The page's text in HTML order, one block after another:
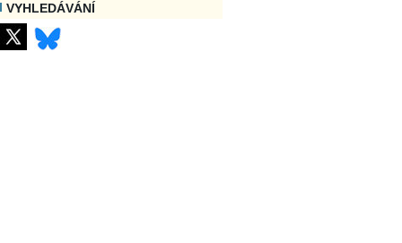
VYHLEDÁVÁNÍ